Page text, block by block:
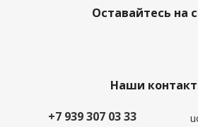
Оставайтесь на
Наши
+7 939 307 03 33